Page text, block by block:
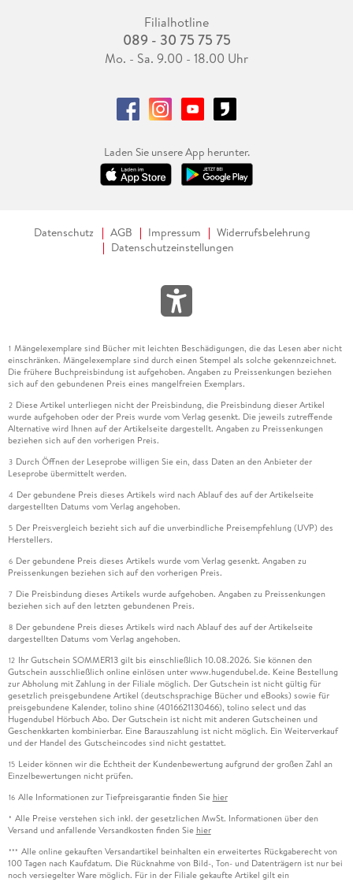
Filialhotline
089 - 30 75 75 75
Mo. - Sa. 9.00 - 18.00 Uhr
Laden Sie unsere App herunter.
Datenschutz AGB Impressum
Widerrufsbelehrung
Datenschutzeinstellungen
1 Mängelexemplare sind Bücher mit leichten Beschädigungen, die das Lesen aber nicht
einschränken. Mängelexemplare sind durch einen Stempel als solche gekennzeichnet.
Die frühere Buchpreisbindung ist aufgehoben. Angaben zu Preissenkungen beziehen
sich auf den gebundenen Preis eines mangelfreien Exemplars.
2 Diese Artikel unterliegen nicht der Preisbindung, die Preisbindung dieser Artikel
wurde aufgehoben oder der Preis wurde vom Verlag gesenkt. Die jeweils zutreffende
Alternative wird Ihnen auf der Artikelseite dargestellt. Angaben zu Preissenkungen
beziehen sich auf den vorherigen Preis.
3 Durch Öffnen der Leseprobe willigen Sie ein, dass Daten an den Anbieter der
Leseprobe übermittelt werden.
4 Der gebundene Preis dieses Artikels wird nach Ablauf des auf der Artikelseite
dargestellten Datums vom Verlag angehoben.
5 Der Preisvergleich bezieht sich auf die unverbindliche Preisempfehlung (UVP) des
Herstellers.
6 Der gebundene Preis dieses Artikels wurde vom Verlag gesenkt. Angaben zu
Preissenkungen beziehen sich auf den vorherigen Preis.
7 Die Preisbindung dieses Artikels wurde aufgehoben. Angaben zu Preissenkungen
beziehen sich auf den letzten gebundenen Preis.
8 Der gebundene Preis dieses Artikels wird nach Ablauf des auf der Artikelseite
dargestellten Datums vom Verlag angehoben.
12 Ihr Gutschein SOMMER13 gilt bis einschließlich 10.08.2026. Sie können den
Gutschein ausschließlich online einlösen unter www.hugendubel.de. Keine Bestellung
zur Abholung mit Zahlung in der Filiale möglich. Der Gutschein ist nicht gültig für
gesetzlich preisgebundene Artikel (deutschsprachige Bücher und eBooks) sowie für
preisgebundene Kalender, tolino shine (4016621130466), tolino select und das
Hugendubel Hörbuch Abo. Der Gutschein ist nicht mit anderen Gutscheinen und
Geschenkkarten kombinierbar. Eine Barauszahlung ist nicht möglich. Ein Weiterverkauf
und der Handel des Gutscheincodes sind nicht gestattet.
15 Leider können wir die Echtheit der Kundenbewertung aufgrund der großen Zahl an
Einzelbewertungen nicht prüfen.
16 Alle Informationen zur Tiefpreisgarantie finden Sie hier
* Alle Preise verstehen sich inkl. der gesetzlichen MwSt. Informationen über den
Versand und anfallende Versandkosten finden Sie hier
*** Alle online gekauften Versandartikel beinhalten ein erweitertes Rückgaberecht von
100 Tagen nach Kaufdatum. Die Rücknahme von Bild-, Ton- und Datenträgern ist nur bei
noch versiegelter Ware möglich. Für in der Filiale gekaufte Artikel gilt ein